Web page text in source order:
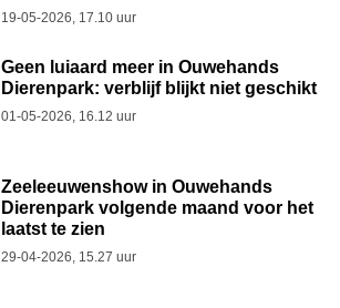
19-05-2026, 17.10 uur
Geen luiaard meer in Ouwehands
Dierenpark: verblijf blijkt niet geschikt
01-05-2026, 16.12 uur
Zeeleeuwenshow in Ouwehands
Dierenpark volgende maand voor het
laatst te zien
29-04-2026, 15.27 uur